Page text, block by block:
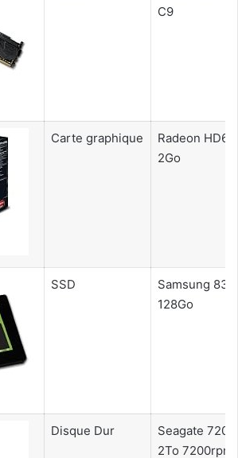
C9
Carte graphique
Radeon
2Go
SSD
Samsung 830
128Go
Disque Dur
Seagate
2To 7200rpm